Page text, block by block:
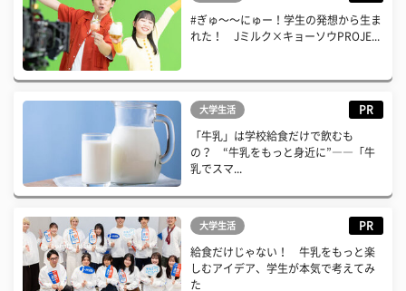
#ぎゅ〜〜にゅー！学生の発想から生ま
れた！ Jミルク×キョーソウPROJE...
大学生活 PR
「牛乳」は学校給食だけで飲むも
の？ “牛乳をもっと身近に”――「牛
乳でスマ...
大学生活 PR
給食だけじゃない！ 牛乳をもっと楽
しむアイデア、学生が本気で考えてみ
た